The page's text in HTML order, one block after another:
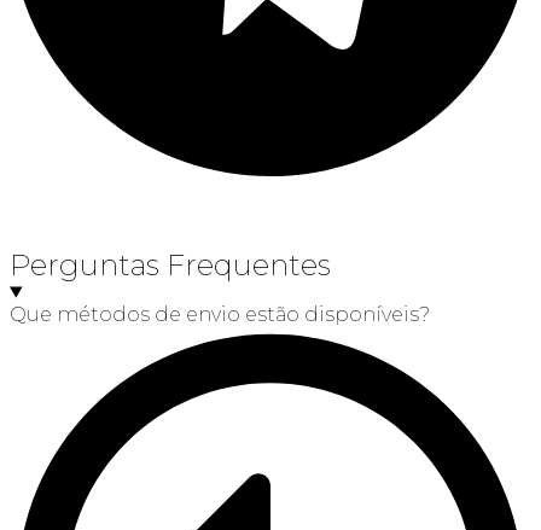
Perguntas Frequentes
Que métodos de envio estão disponíveis?